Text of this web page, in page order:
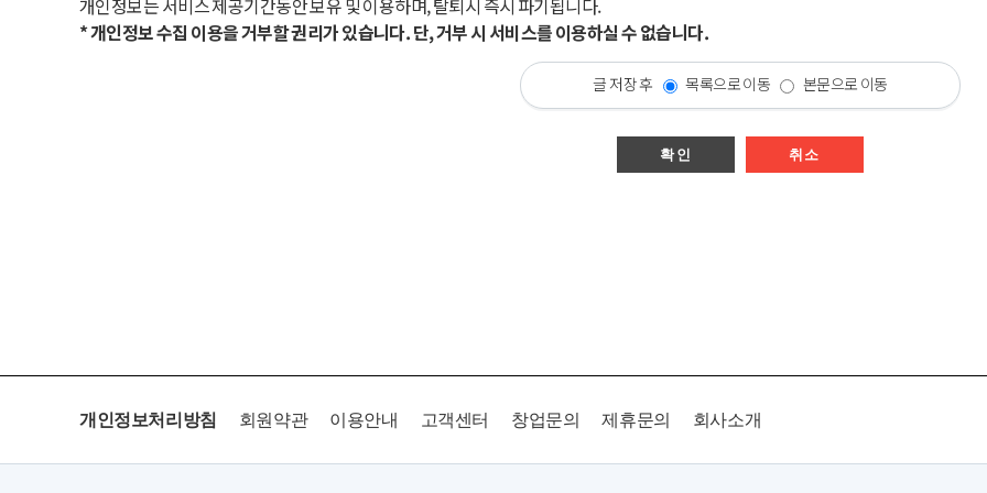
* 개인정보 수집 이용을 거부할 권리가 있습니다. 단, 거부 시 서비스를 이용하실 수 없습니다.
글 저장 후 목록으로 이동 본문으로 이동
확인 취소
개인정보처리방침 회원약관 이용안내 고객센터 창업문의 제휴문의 회사소개